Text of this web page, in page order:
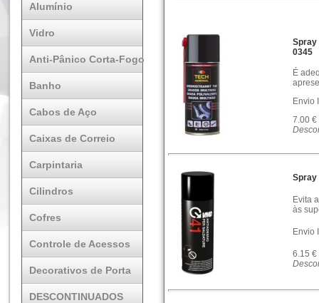
Alumínio
Vidro
Anti-Pânico Corta-Fogo
Banho
Cabos de Aço
Caixas de Correio
Carpintaria
Cilindros
Cofres
Controle de Acessos
Decorativos de Porta
DESCONTINUADOS
Spray
0345
É
Envio
7.00 €
Spray
Evita
às
Envio
6.15 €